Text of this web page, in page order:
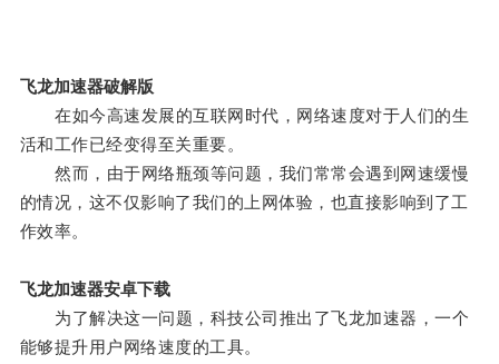
飞龙加速器破解版
在如今高速发展的互联网时代，网络速度对于人们的生
活和工作已经变得至关重要。
然而，由于网络瓶颈等问题，我们常常会遇到网速缓慢
的情况，这不仅影响了我们的上网体验，也直接影响到了工
作效率。
飞龙加速器安卓下载
为了解决这一问题，科技公司推出了飞龙加速器，一个
能够提升用户网络速度的工具。